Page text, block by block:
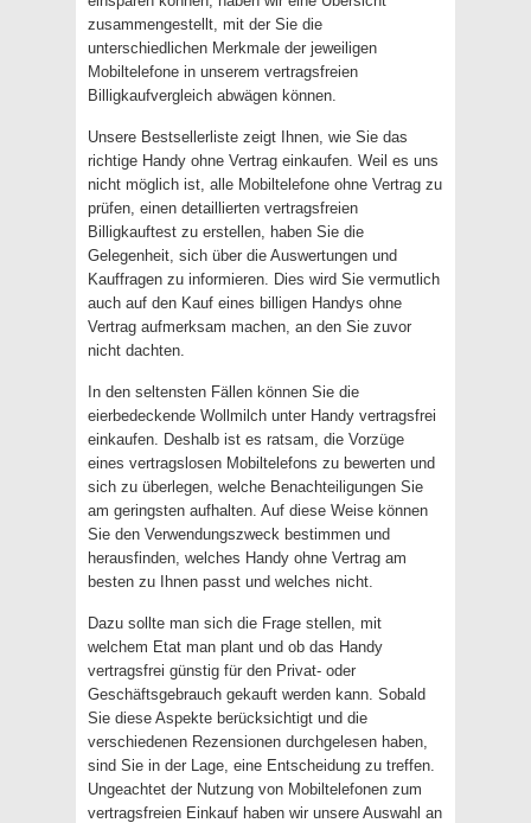
zusammengestellt, mit der Sie die
unterschiedlichen Merkmale der jeweiligen
Mobiltelefone in unserem vertragsfreien
Billigkaufvergleich abwägen können.
Unsere Bestsellerliste zeigt Ihnen, wie Sie das
richtige Handy ohne Vertrag einkaufen. Weil es uns
nicht möglich ist, alle Mobiltelefone ohne Vertrag zu
prüfen, einen detaillierten vertragsfreien
Billigkauftest zu erstellen, haben Sie die
Gelegenheit, sich über die Auswertungen und
Kauffragen zu informieren. Dies wird Sie vermutlich
auch auf den Kauf eines billigen Handys ohne
Vertrag aufmerksam machen, an den Sie zuvor
nicht dachten.
In den seltensten Fällen können Sie die
eierbedeckende Wollmilch unter Handy vertragsfrei
einkaufen. Deshalb ist es ratsam, die Vorzüge
eines vertragslosen Mobiltelefons zu bewerten und
sich zu überlegen, welche Benachteiligungen Sie
am geringsten aufhalten. Auf diese Weise können
Sie den Verwendungszweck bestimmen und
herausfinden, welches Handy ohne Vertrag am
besten zu Ihnen passt und welches nicht.
Dazu sollte man sich die Frage stellen, mit
welchem Etat man plant und ob das Handy
vertragsfrei günstig für den Privat- oder
Geschäftsgebrauch gekauft werden kann. Sobald
Sie diese Aspekte berücksichtigt und die
verschiedenen Rezensionen durchgelesen haben,
sind Sie in der Lage, eine Entscheidung zu treffen.
Ungeachtet der Nutzung von Mobiltelefonen zum
vertragsfreien Einkauf haben wir unsere Auswahl an